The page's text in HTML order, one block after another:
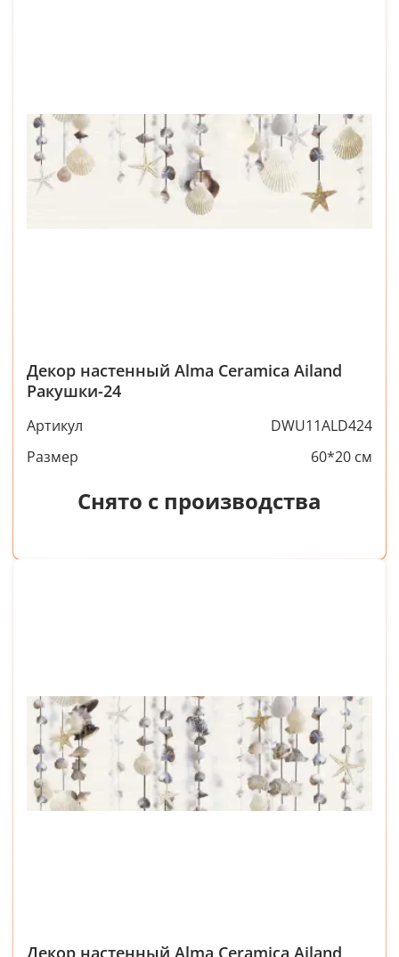
Декор настенный Alma Ceramica Ailand
Ракушки-24
Артикул
DWU11ALD424
Размер
60*20 см
Снято с производства
Декор настенный Alma Ceramica Ailand